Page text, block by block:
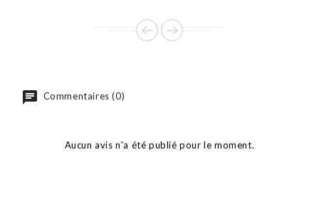
Commentaires (0)
Aucun avis n'a été publié pour le moment.